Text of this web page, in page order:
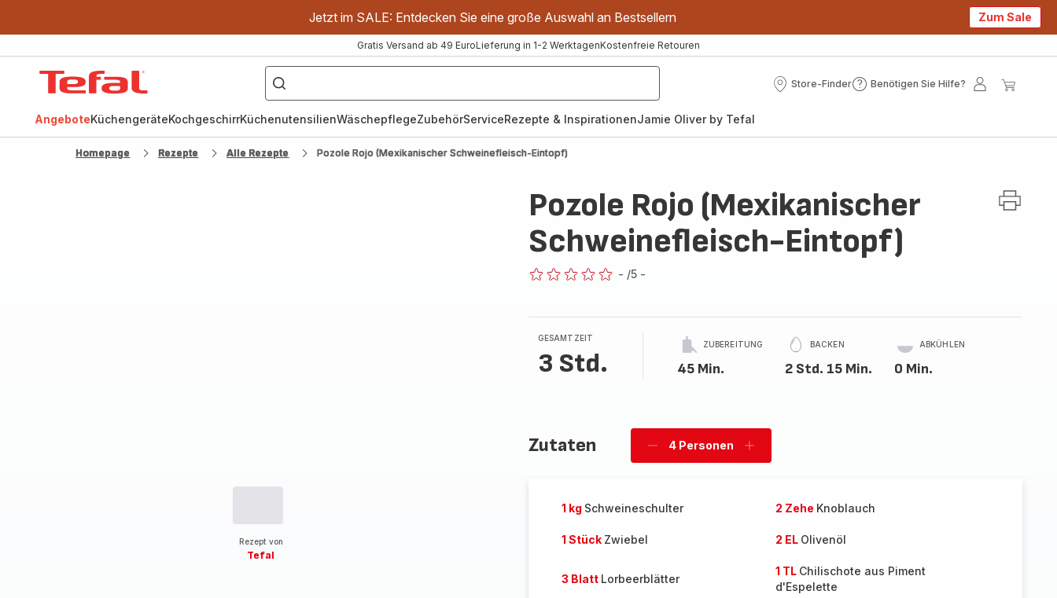
Jetzt im SALE: Entdecken Sie eine große Auswahl an Bestsellern Zum Sale
Gratis Versand ab 49 EuroLieferung in 1-2 WerktagenKostenfreie Retouren
["OptiGrill","Easy
Fry","Pfanne"]
Store-Finder
Store-
Benötigen Sie Hilfe?
Benötigen
Mein
AngeboteKüchengeräteKochgeschirrKüchenutensilienWäschepflegeZubehörServiceRezepte & InspirationenJamie Oliver by Tefal
Homepage Rezepte Alle Rezepte Pozole Rojo (Mexikanischer Schweinefleisch-Eintopf)
Rezept von
Tefal
Pozole Rojo (Mexikanischer
Schweinefleisch-Eintopf)
- /5 -
GESAMTZEIT
3 Std.
ZUBEREITUNG
45 Min.
BACKEN
2 Std. 15 Min.
ABKÜHLEN
0 Min.
Zutaten
Personen
4 Personen
Personen
1 kg Schweineschulter 2 Zehe Knoblauch
1 Stück Zwiebel 2 EL Olivenöl
3 Blatt Lorbeerblätter
1 TL Chilischote aus Piment
d'Espelette